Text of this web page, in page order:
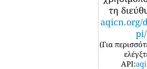
τη
aqicn.org/
(Για
API: